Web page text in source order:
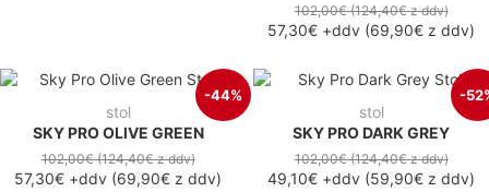
102,00€(124,40€z ddv)
57,30€ +ddv (69,90€ z ddv)
-44%
stol
SKY PRO OLIVE GREEN
102,00€(124,40€z ddv)
57,30€ +ddv (69,90€ z ddv)
-
stol
SKY PRO DARK GREY
102,00€(124,40€z ddv)
49,10€ +ddv (59,90€ z ddv)